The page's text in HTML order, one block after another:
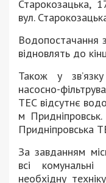
Старокозацька,
вул.
Водопостачання
відновлять до
Також у
насосно-
ТЕС відсутнє
м Придніпровськ.
Придніпровська
За завданням
всі
необхідну